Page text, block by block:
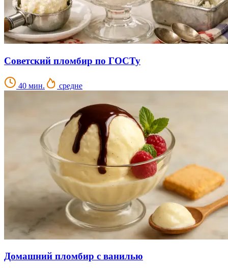
Советский пломбир по ГОСТу
40 мин. средне
Домашний пломбир с ванилью